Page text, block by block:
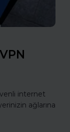
internet
ağlarına